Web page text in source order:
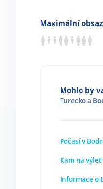
Maximální
Mohlo by
Tureckoa
Počasí v
Kam na
Informace o